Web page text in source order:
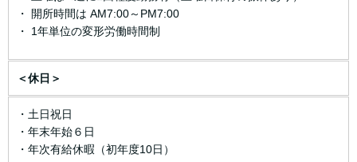
・ 開所時間は AM7:00～PM7:00
・ 1年単位の変形労働時間制
＜休日＞
・土日祝日
・年末年始６日
・年次有給休暇（初年度10日）